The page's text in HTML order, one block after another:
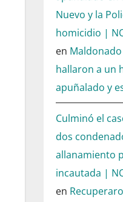
Nuevo y la
homicidio |
en
hallaron a un
apuñalado y
Culminó el
dos
allanamiento
incautada |
en